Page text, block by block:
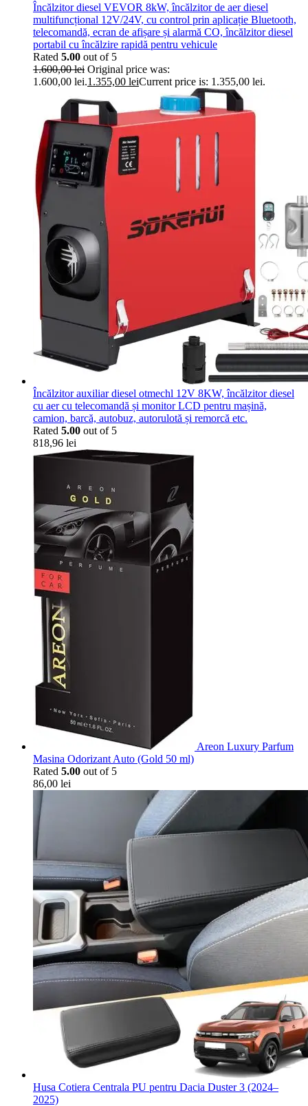
Încălzitor diesel VEVOR 8kW, încălzitor de aer diesel
multifuncțional 12V/24V, cu control prin aplicație Bluetooth,
telecomandă, ecran de afișare și alarmă CO, încălzitor diesel
portabil cu încălzire rapidă pentru vehicule
Rated 5.00 out of 5
1.600,00lei Original price was:
1.600,00 lei.1.355,00 leiCurrent price is: 1.355,00 lei.
Încălzitor auxiliar diesel otmechl 12V 8KW, încălzitor diesel
cu aer cu telecomandă și monitor LCD pentru mașină,
camion, barcă, autobuz, autorulotă și remorcă etc.
Rated 5.00 out of 5
818,96 lei
Areon Luxury Parfum
Masina Odorizant Auto (Gold 50 ml)
Rated 5.00 out of 5
86,00 lei
Husa Cotiera Centrala PU pentru Dacia Duster 3 (2024–
2025)